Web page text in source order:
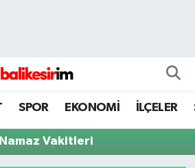
SPOR EKONOMİ İLÇELER
Vakitleri